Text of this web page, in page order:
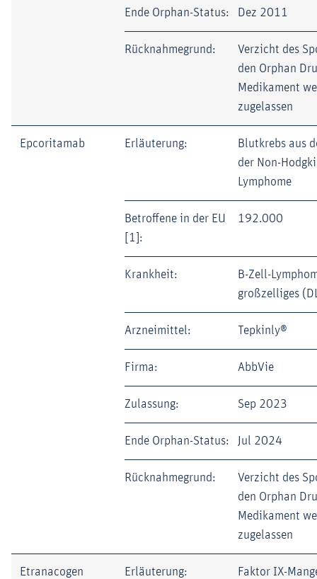
Ende Orphan-Status: Dez 2011
Rücknahmegrund:
Verzicht des
den Orphan
Medikament
zugelassen
Epcoritamab Erläuterung:
Blutkrebs aus
der Non-
Lymphome
Betroffene in der EU
[1]:
192.000
Krankheit:
B-Zell-
großzelliges
Arzneimittel: Tepkinly®
Firma: AbbVie
Zulassung: Sep 2023
Ende Orphan-Status: Jul 2024
Rücknahmegrund:
Verzicht des
den Orphan
Medikament
zugelassen
Etranacogen
Erläuterung:
Faktor IX-